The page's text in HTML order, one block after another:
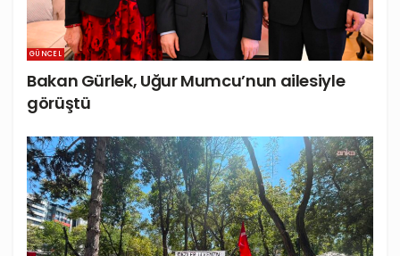
GÜNCEL
Bakan Gürlek, Uğur Mumcu’nun ailesiyle
görüştü